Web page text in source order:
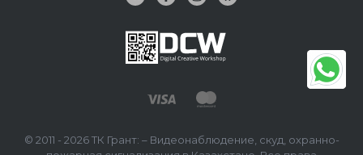
© 2011 - 2026 ТК Грант: – Видеонаблюдение, скуд, охранно-